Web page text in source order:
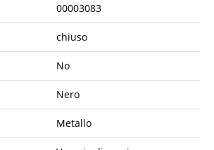
00003083
chiuso
No
Nero
Metallo